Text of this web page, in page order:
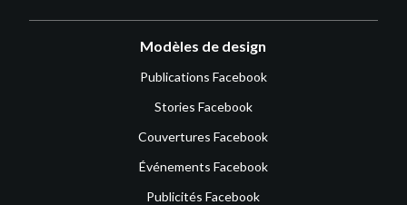
Modèles de design
Publications Facebook
Stories Facebook
Couvertures Facebook
Événements Facebook
Publicités Facebook